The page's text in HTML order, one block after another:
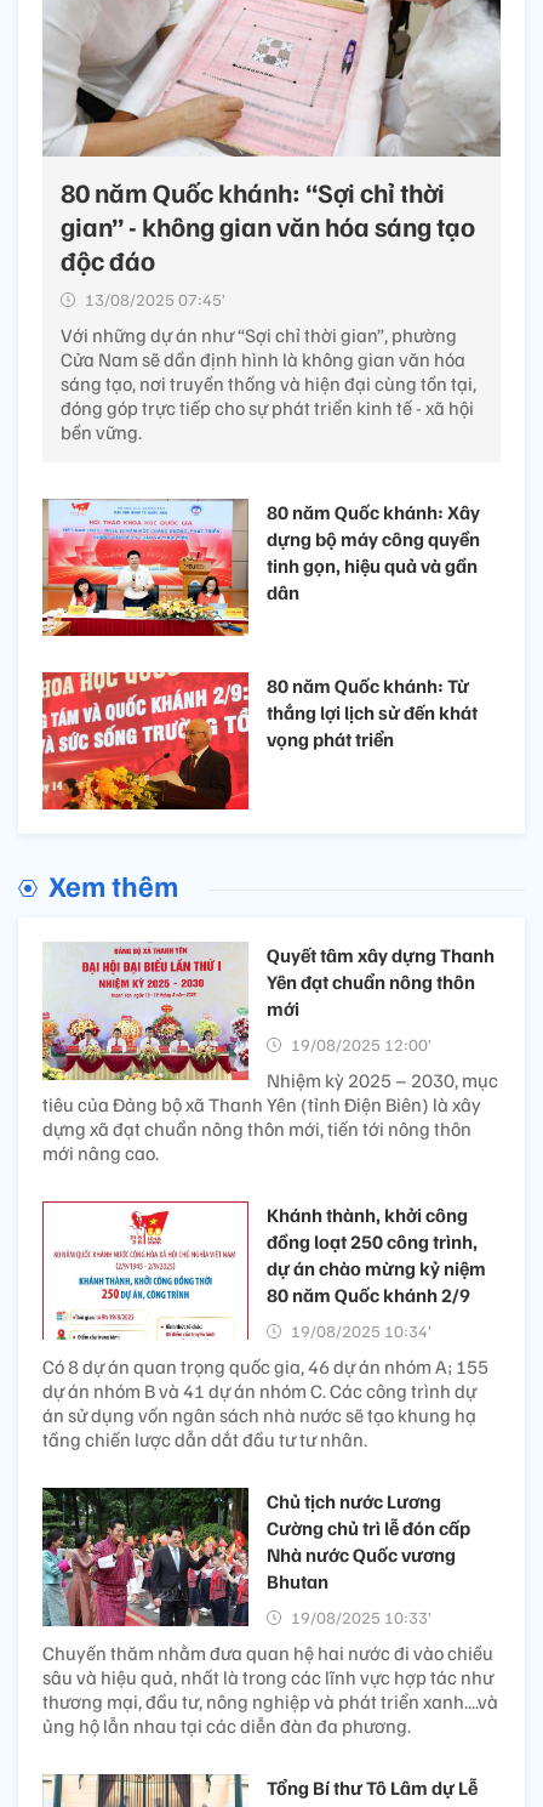
80 năm Quốc khánh: “Sợi chỉ thời
gian” - không gian văn hóa sáng tạo
độc đáo
13/08/2025 07:45’
Với những dự án như “Sợi chỉ thời gian”, phường
Cửa Nam sẽ dần định hình là không gian văn hóa
sáng tạo, nơi truyền thống và hiện đại cùng tồn tại,
đóng góp trực tiếp cho sự phát triển kinh tế - xã hội
bền vững.
80 năm Quốc khánh: Xây
dựng bộ máy công quyền
tinh gọn, hiệu quả và gần
dân
80 năm Quốc khánh: Từ
thắng lợi lịch sử đến khát
vọng phát triển
Xem thêm
Quyết tâm xây dựng Thanh
Yên đạt chuẩn nông thôn
mới
19/08/2025 12:00’
Nhiệm kỳ 2025 – 2030, mục
tiêu của Đảng bộ xã Thanh Yên (tỉnh Điện Biên) là xây
dựng xã đạt chuẩn nông thôn mới, tiến tới nông thôn
mới nâng cao.
Khánh thành, khởi công
đồng loạt 250 công trình,
dự án chào mừng kỷ niệm
80 năm Quốc khánh 2/9
19/08/2025 10:34’
Có 8 dự án quan trọng quốc gia, 46 dự án nhóm A; 155
dự án nhóm B và 41 dự án nhóm C. Các công trình dự
án sử dụng vốn ngân sách nhà nước sẽ tạo khung hạ
tầng chiến lược dẫn dắt đầu tư tư nhân.
Chủ tịch nước Lương
Cường chủ trì lễ đón cấp
Nhà nước Quốc vương
Bhutan
19/08/2025 10:33’
Chuyến thăm nhằm đưa quan hệ hai nước đi vào chiều
sâu và hiệu quả, nhất là trong các lĩnh vực hợp tác như
thương mại, đầu tư, nông nghiệp và phát triển xanh....và
ủng hộ lẫn nhau tại các diễn đàn đa phương.
Tổng Bí thư Tô Lâm dự Lễ